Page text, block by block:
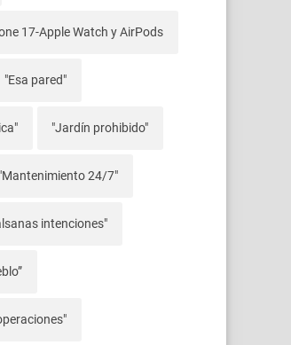
17-Apple Watch y AirPods
"Esa pared"
"Jardín prohibido"
"Mantenimiento 24/7"
intenciones"